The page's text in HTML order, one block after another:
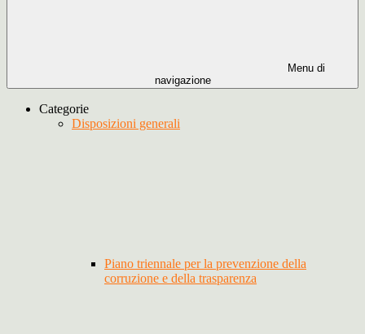
Menu di
navigazione
Categorie
Disposizioni generali
Piano triennale per la prevenzione della
corruzione e della trasparenza